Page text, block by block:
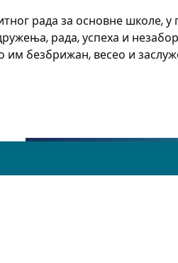
рада за основне школе, у
рада, успеха и
безбрижан, весео и